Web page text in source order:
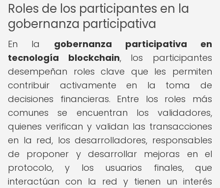
Roles de los participantes en la
gobernanza participativa
En la gobernanza participativa en
tecnología blockchain, los participantes
desempeñan roles clave que les permiten
contribuir activamente en la toma de
decisiones financieras. Entre los roles más
comunes se encuentran los validadores,
quienes verifican y validan las transacciones
en la red, los desarrolladores, responsables
de proponer y desarrollar mejoras en el
protocolo, y los usuarios finales, que
interactúan con la red y tienen un interés